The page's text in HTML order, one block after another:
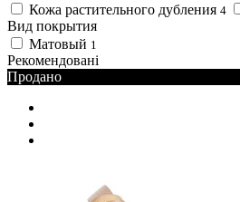
Кожа растительного дубления 4
Вид покрытия
Матовый 1
Рекомендовані
Продано